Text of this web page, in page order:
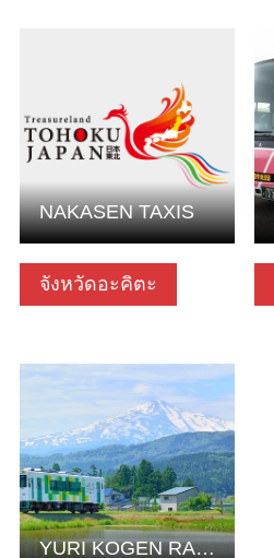
จังหวัดอะคิตะ
NAKASEN TAXIS
ดูข้อมูลพื้นฐาน
YURI KOGEN RAILWAY CO., LTD.